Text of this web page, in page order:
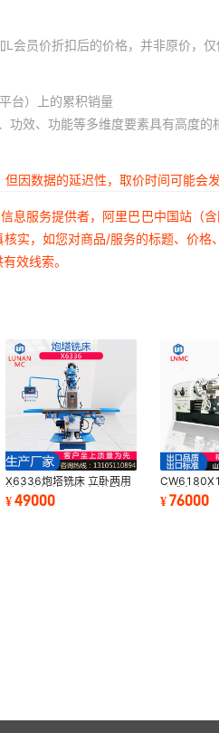
员价折扣后的价格，并非原价，仅
台）上的累积销量
效、功能等多维度要素具有高度
因数据的延迟性，取价时间可能会
息服务提供者，阿里巴巴中国站
实，如您对商品/服务的标题、价
效线索。
X6336炮塔铣床 立卧两用
铣床 台湾炮塔铣床普通铣
床X6336
¥49000
卧式车床大
CW6180重
¥76000